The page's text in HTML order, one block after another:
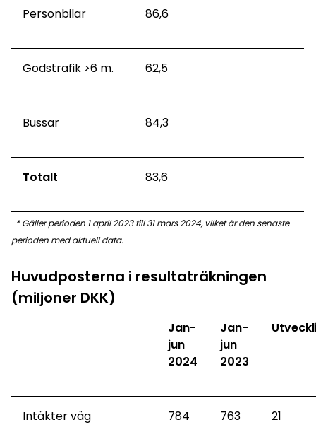
Personbilar 86,6
Godstrafik >6 m. 62,5
Bussar 84,3
Totalt 83,6
* Gäller perioden 1april2023till 31 mars 2024,vilket är den senaste
perioden med aktuell data.
Huvudposterna i resultaträkningen
(miljoner DKK)
Jan-
jun
2024
Jan-
jun
2023
Intäkter väg 784 763 21